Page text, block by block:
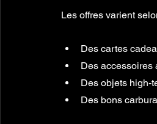
Les offres varient
Des cartes
Des accessoires
Des objets high-
Des bons